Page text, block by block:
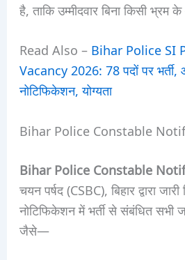
है, ताकि उम्मीदवार बिना किसी
Read Also – Bihar Police SI
Vacancy 2026: 78 पदों पर
नोटिफिकेशन, योग्यता
Bihar Police Constable
Bihar Police Constable
चयन पर्षद (CSBC), बिहार द्वारा
नोटिफिकेशन में भर्ती से संबंधित सभी
जैसे—